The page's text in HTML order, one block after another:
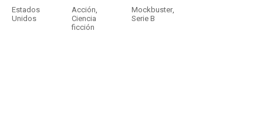
Estados
Unidos
Acción,
Ciencia
ficción
Mockbuster,
Serie B